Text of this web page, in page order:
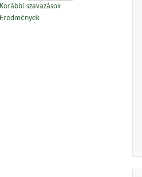
Korábbi szavazások
Eredmények